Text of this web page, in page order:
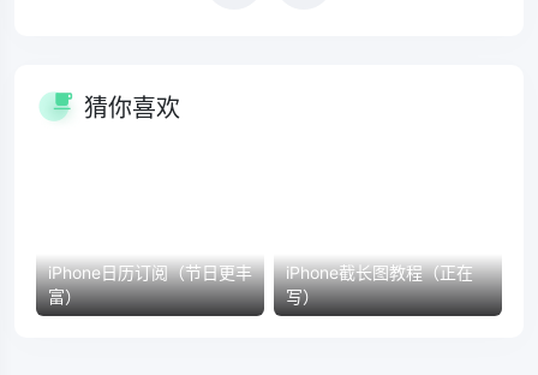
猜你喜欢
iPhone日历订阅（节日更丰
富）
iPhone截长图教程（正在
写）